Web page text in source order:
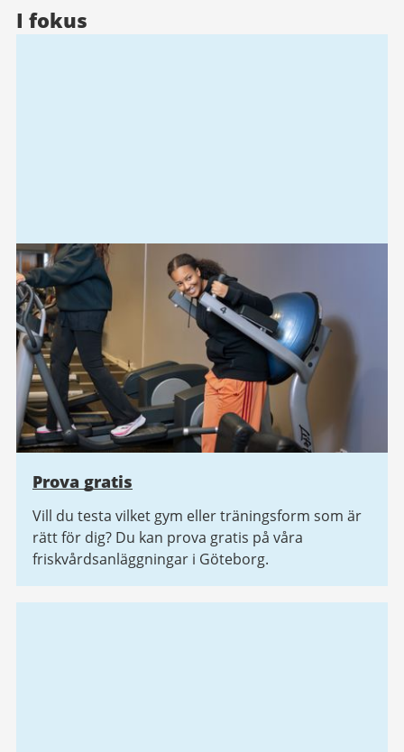
I fokus
Prova gratis
Vill du testa vilket gym eller träningsform som är
rätt för dig? Du kan prova gratis på våra
friskvårdsanläggningar i Göteborg.